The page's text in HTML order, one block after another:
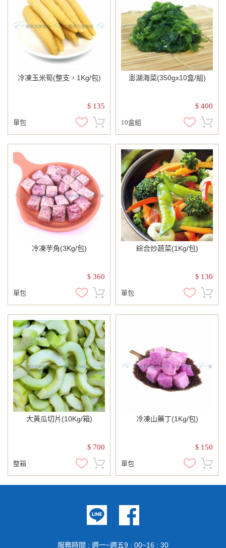
冷凍玉米筍(整支，1Kg/包)
$ 135
單包
澎湖海菜(350gx10盒/組)
$ 400
10盒組
冷凍芋角(3Kg/包)
$ 360
單包
綜合炒蔬菜(1Kg/包)
$ 130
單包
大黃瓜切片(10Kg/箱)
$ 700
整箱
冷凍山藥丁(1Kg/包)
$ 150
單包
服務時間 : 週一~週五9 : 00~16 : 30